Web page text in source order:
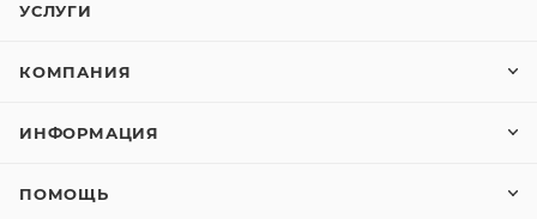
УСЛУГИ
КОМПАНИЯ
ИНФОРМАЦИЯ
ПОМОЩЬ